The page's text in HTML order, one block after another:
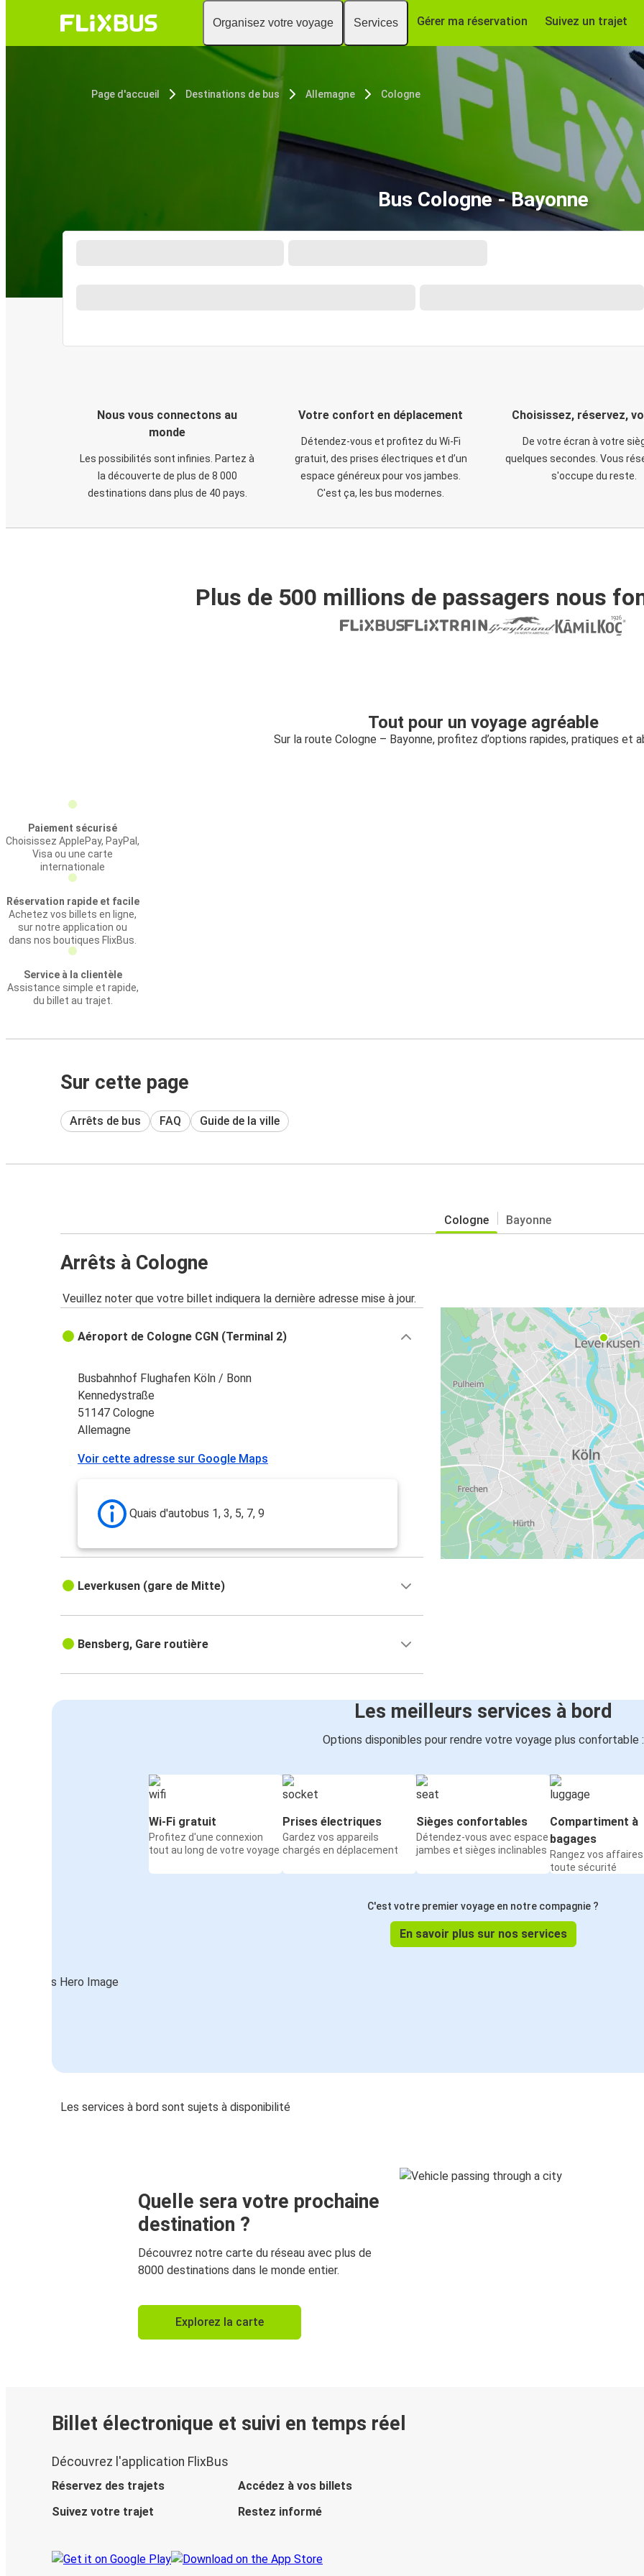
Organisez votre voyage Services Gérer ma réservation Suivez un trajet
Page d'accueil Destinations de bus Allemagne Cologne
Bus Cologne - Bayonne
Nous vous connectons au
monde
Les possibilités sont infinies. Partez à
la découverte de plus de 8 000
destinations dans plus de 40 pays.
Votre confort en déplacement
Détendez-vous et profitez du Wi-Fi
gratuit, des prises électriques et d’un
espace généreux pour vos jambes.
C'est ça, les bus modernes.
Choisissez, réservez,
De votre écran à votre
quelques secondes. Vous
s'occupe du reste.
Plus de 500 millions de passagers nous
Tout pour un voyage agréable
Sur la route Cologne – Bayonne, profitez d’options rapides, pratiques et
Paiement sécurisé
Choisissez ApplePay, PayPal,
Visa ou une carte
internationale
Réservation rapide et facile
Achetez vos billets en ligne,
sur notre application ou
dans nos boutiques FlixBus.
Service à la clientèle
Assistance simple et rapide,
du billet au trajet.
Sur cette page
Arrêts de bus FAQ Guide de la ville
Cologne Bayonne
Arrêts à Cologne
Veuillez noter que votre billet indiquera la dernière adresse mise à jour.
Aéroport de Cologne CGN (Terminal 2)
Busbahnhof Flughafen Köln / Bonn
Kennedystraße
51147 Cologne
Allemagne
Voir cette adresse sur Google Maps
Quais d'autobus 1, 3, 5, 7, 9
Leverkusen (gare de Mitte)
Bensberg, Gare routière
Les meilleurs services à bord
Options disponibles pour rendre votre voyage plus confortable :
Wi-Fi gratuit
Profitez d'une connexion
tout au long de votre voyage
Prises électriques
Gardez vos appareils
chargés en déplacement
Sièges confortables
Détendez-vous avec espace
jambes et sièges inclinables
Compartiment à
bagages
Rangez vos affaires
toute sécurité
C'est votre premier voyage en notre compagnie ?
En savoir plus sur nos services
Les services à bord sont sujets à disponibilité
Quelle sera votre prochaine
destination ?
Découvrez notre carte du réseau avec plus de
8000 destinations dans le monde entier.
Explorez la carte
Billet électronique et suivi en temps réel
Découvrez l'application FlixBus
Réservez des trajets
Accédez à vos billets
Suivez votre trajet
Restez informé